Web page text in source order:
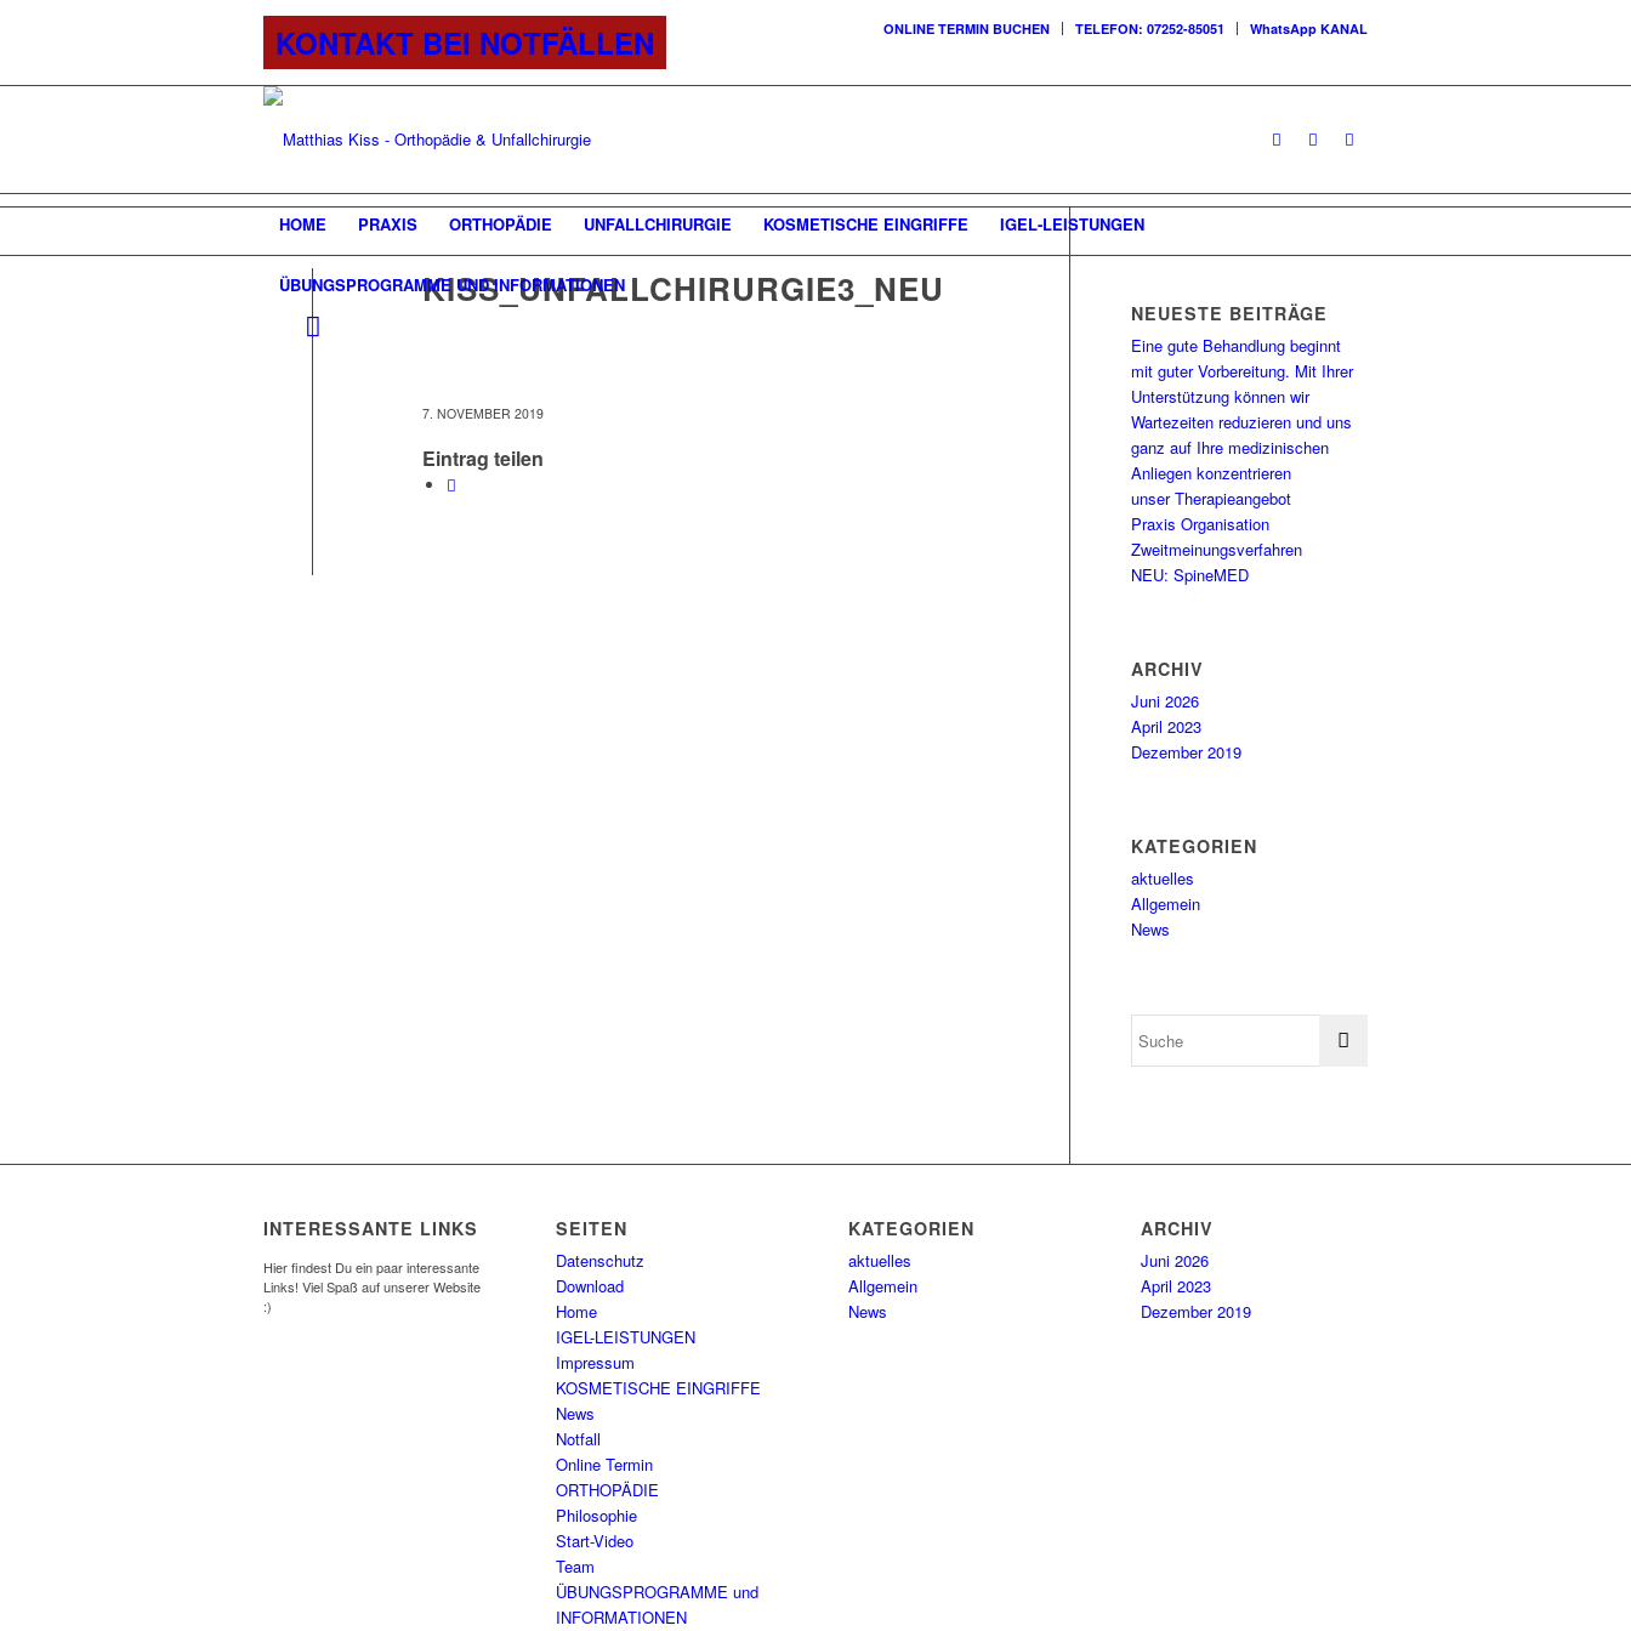
ONLINE TERMIN BUCHEN TELEFON: 07252-85051 WhatsApp KANAL
KONTAKT BEI NOTFÄLLEN
HOME PRAXIS ORTHOPÄDIE UNFALLCHIRURGIE KOSMETISCHE EINGRIFFE IGEL-LEISTUNGEN
ÜBUNGSPROGRAMME UND INFORMATIONEN
KISS_UNFALLCHIRURGIE3_NEU
7. NOVEMBER 2019
Eintrag teilen
NEUESTE BEITRÄGE
Eine gute Behandlung beginnt
mit guter Vorbereitung. Mit Ihrer
Unterstützung können wir
Wartezeiten reduzieren und uns
ganz auf Ihre medizinischen
Anliegen konzentrieren
unser Therapieangebot
Praxis Organisation
Zweitmeinungsverfahren
NEU: SpineMED
ARCHIV
Juni 2026
April 2023
Dezember 2019
KATEGORIEN
aktuelles
Allgemein
News
INTERESSANTE LINKS
Hier findest Du ein paar interessante
Links! Viel Spaß auf unserer Website
:)
SEITEN
Datenschutz
Download
Home
IGEL-LEISTUNGEN
Impressum
KOSMETISCHE EINGRIFFE
News
Notfall
Online Termin
ORTHOPÄDIE
Philosophie
Start-Video
Team
ÜBUNGSPROGRAMME und
INFORMATIONEN
KATEGORIEN
aktuelles
Allgemein
News
ARCHIV
Juni 2026
April 2023
Dezember 2019